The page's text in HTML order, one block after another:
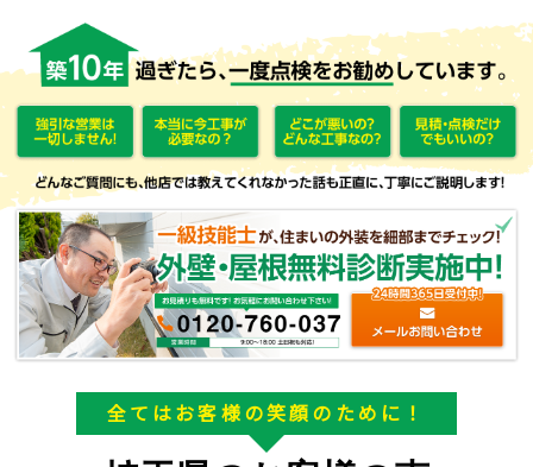
全てはお客様の笑顔のために！